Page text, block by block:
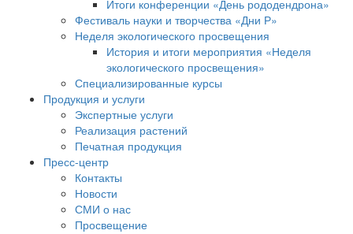
Итоги конференции «День рододендрона»
Фестиваль науки и творчества «Дни Р»
Неделя экологического просвещения
История и итоги мероприятия «Неделя
экологического просвещения»
Специализированные курсы
Продукция и услуги
Экспертные услуги
Реализация растений
Печатная продукция
Пресс-центр
Контакты
Новости
СМИ о нас
Просвещение